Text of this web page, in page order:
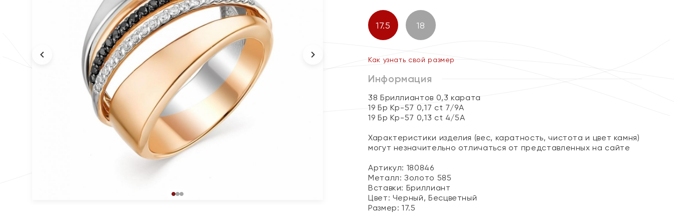
17.5 18
Как узнать свой размер
Информация
38 Бриллиантов 0,3 карата
19 Бр Кр-57 0,17 ct 7/9А
19 Бр Кр-57 0,13 ct 4/5А
Характеристики изделия (вес, каратность, чистота и цвет камня)
могут незначительно отличаться от представленных на сайте
Артикул: 180846
Металл:Золото 585
Вставки: Бриллиант
Цвет: Черный, Бесцветный
Размер:17.5